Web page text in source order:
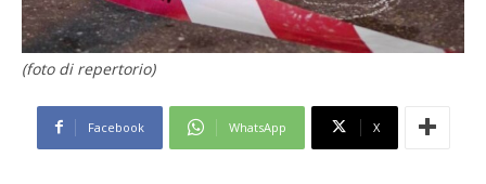
(foto di repertorio)
Facebook WhatsApp X